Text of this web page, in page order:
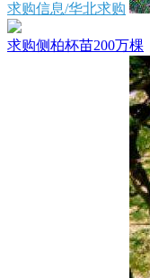
求购信息/华北求购
求购侧柏杯苗200万棵